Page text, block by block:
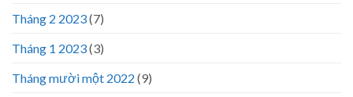
Tháng 2 2023(7)
Tháng 1 2023(3)
Tháng mười một 2022 (9)